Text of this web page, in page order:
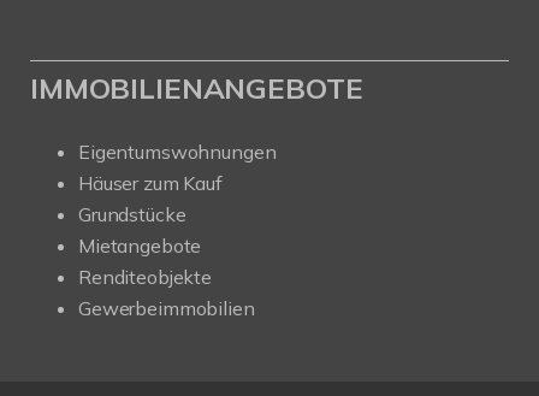
IMMOBILIENANGEBOTE
Eigentumswohnungen
Häuser zum Kauf
Grundstücke
Mietangebote
Renditeobjekte
Gewerbeimmobilien